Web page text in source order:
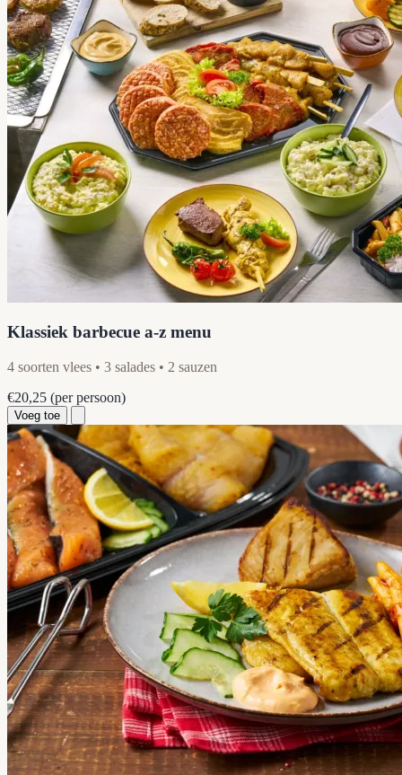
Klassiek barbecue a-z menu
4 soorten vlees • 3 salades • 2 sauzen
€20,25 (per persoon)
Voeg toe